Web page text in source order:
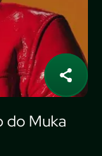
do Muka